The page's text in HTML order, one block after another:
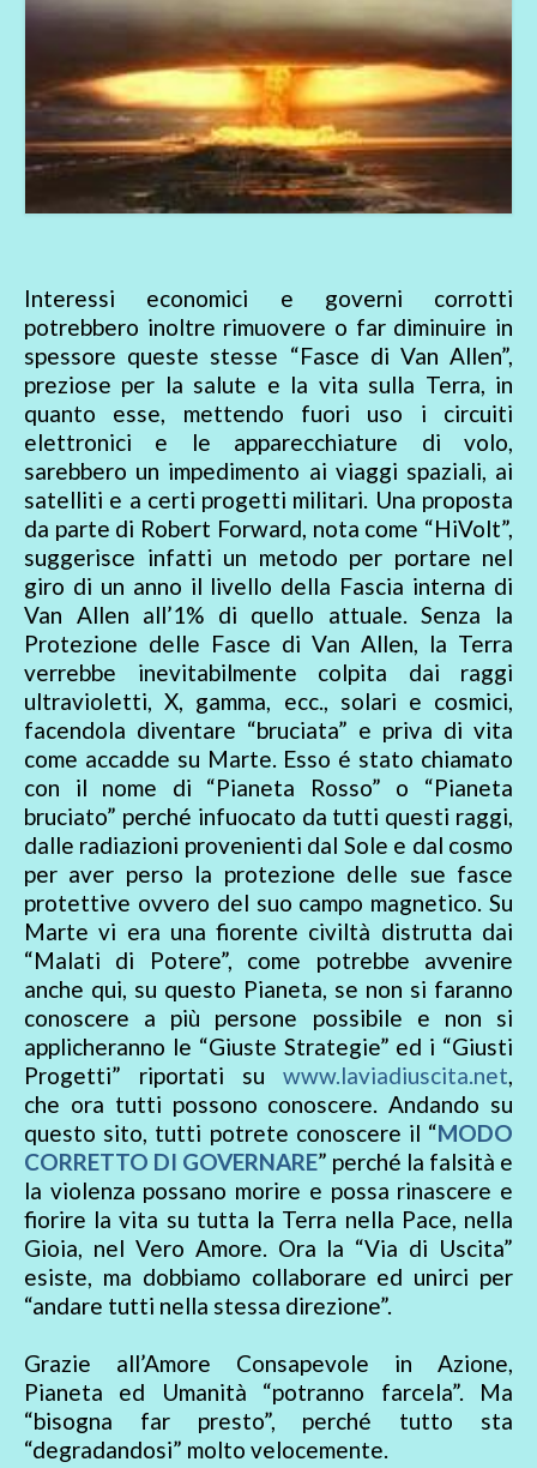
Interessi economici e governi corrotti
potrebbero inoltre rimuovere o far diminuire in
spessore queste stesse “Fasce di Van Allen”,
preziose per la salute e la vita sulla Terra, in
quanto esse, mettendo fuori uso i circuiti
elettronici e le apparecchiature di volo,
sarebbero un impedimento ai viaggi spaziali, ai
satelliti e a certi progetti militari. Una proposta
da parte di Robert Forward, nota come “HiVolt”,
suggerisce infatti un metodo per portare nel
giro di un anno il livello della Fascia interna di
Van Allen all’1% di quello attuale. Senza la
Protezione delle Fasce di Van Allen, la Terra
verrebbe inevitabilmente colpita dai raggi
ultravioletti, X, gamma, ecc., solari e cosmici,
facendola diventare “bruciata” e priva di vita
come accadde su Marte. Esso é stato chiamato
con il nome di “Pianeta Rosso” o “Pianeta
bruciato” perché infuocato da tutti questi raggi,
dalle radiazioni provenienti dal Sole e dal cosmo
per aver perso la protezione delle sue fasce
protettive ovvero del suo campo magnetico. Su
Marte vi era una fiorente civiltà distrutta dai
“Malati di Potere”, come potrebbe avvenire
anche qui, su questo Pianeta, se non si faranno
conoscere a più persone possibile e non si
applicheranno le “Giuste Strategie” ed i “Giusti
Progetti” riportati su www.laviadiuscita.net,
che ora tutti possono conoscere. Andando su
questo sito, tutti potrete conoscere il “MODO
CORRETTO DI GOVERNARE” perché la falsità e
la violenza possano morire e possa rinascere e
fiorire la vita su tutta la Terra nella Pace, nella
Gioia, nel Vero Amore. Ora la “Via di Uscita”
esiste, ma dobbiamo collaborare ed unirci per
“andare tutti nella stessa direzione”.
Grazie all’Amore Consapevole in Azione,
Pianeta ed Umanità “potranno farcela”. Ma
“bisogna far presto”, perché tutto sta
“degradandosi” molto velocemente.